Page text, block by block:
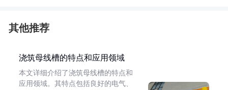
其他推荐
浇筑母线槽的特点和应用领域
本文详细介绍了浇筑母线槽的特点和
应用领域。其特点包括良好的电气、